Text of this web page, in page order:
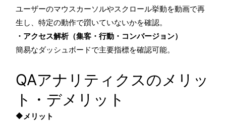
ユーザーのマウスカーソルやスクロール挙動を動画で再
生し、特定の動作で躓いていないかを確認。
・アクセス解析（集客・行動・コンバージョン）
簡易なダッシュボードで主要指標を確認可能。
QAアナリティクスのメリッ
ト・デメリット
🔶メリット